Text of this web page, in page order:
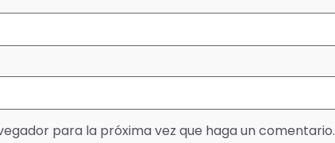
para la próxima vez que haga un comentario.